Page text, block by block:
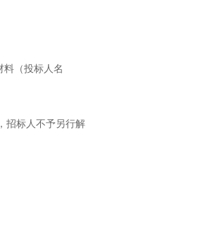
料（投标人名
招标人不予另行解